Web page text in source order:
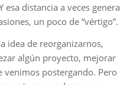
distancia a veces genera
un poco de “vértigo”.
idea de reorganizarnos,
algún proyecto, mejorar
venimos postergando. Pero